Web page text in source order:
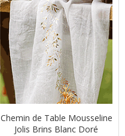
Chemin de Table Mousseline
Jolis Brins Blanc Doré